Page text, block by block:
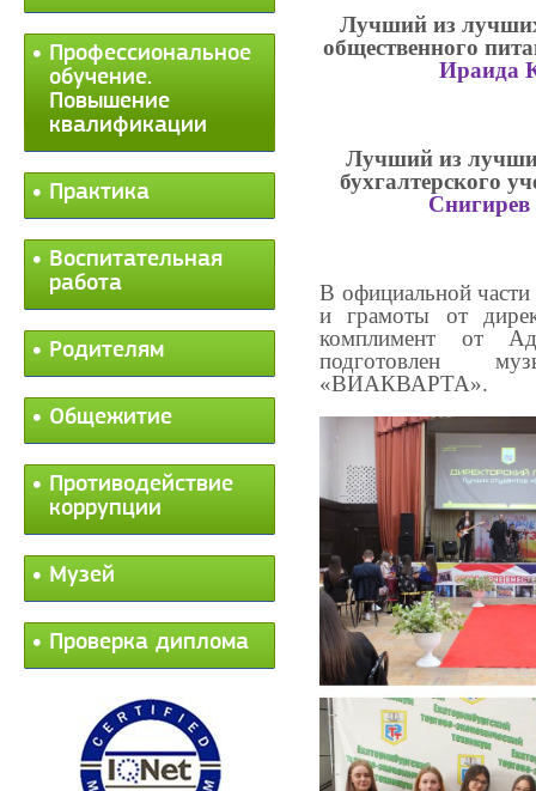
Профессиональное
обучение.
Повышение
квалификации
Практика
Воспитательная
работа
Родителям
Общежитие
Противодействие
коррупции
Музей
Проверка диплома
Лучший из
общественного
Ираида
Лучший из
бухгалтерского
В официальной
и грамоты от
комплимент от
подготовлен
«ВИАКВАРТА».